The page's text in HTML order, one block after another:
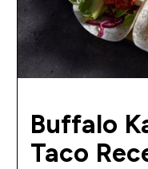
Buffalo
Taco